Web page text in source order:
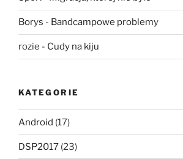
Borys - Bandcampowe problemy
rozie - Cudy na kiju
KATEGORIE
Android (17)
DSP2017 (23)